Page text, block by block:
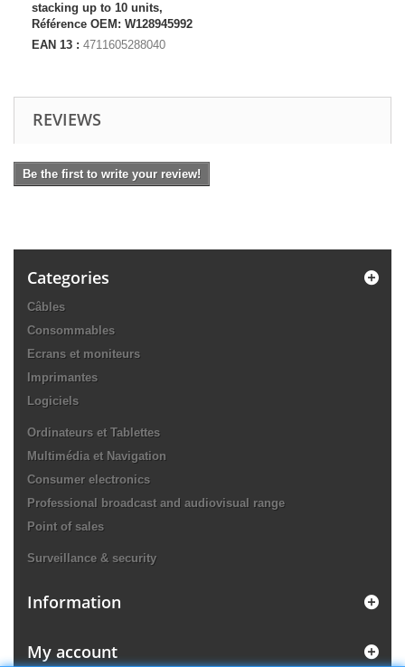
stacking up to 10 units,
Référence OEM: W128945992
EAN 13 : 4711605288040
REVIEWS
Be the first to write your review!
Categories
Câbles
Consommables
Ecrans et moniteurs
Imprimantes
Logiciels
Ordinateurs et Tablettes
Multimédia et Navigation
Consumer electronics
Professional broadcast and audiovisual range
Point of sales
Surveillance & security
Information
My account